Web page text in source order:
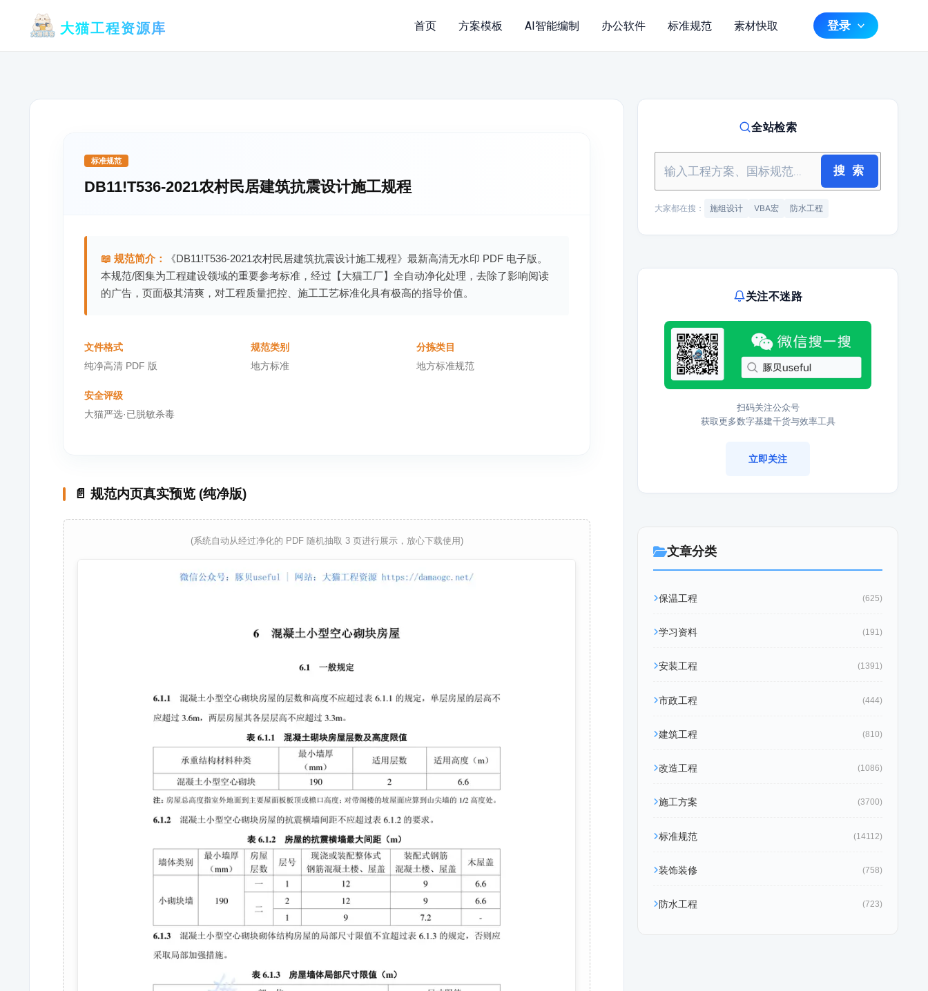
大猫工程资源库 首页 方案模板 AI智能编制 办公软件 标准规范 素材快取 登录
标准规范
DB11!T536-2021农村民居建筑抗震设计施工规程
📖 规范简介：
《DB11!T536-2021农村民居建筑抗震设计施工规程》最新高清无水印 PDF 电子版。
本规范/图集为工程建设领域的重要参考标准，经过【大猫工厂】全自动净化处理，去除了影响阅读
的广告，页面极其清爽，对工程质量把控、施工工艺标准化具有极高的指导价值。
文件格式
纯净高清 PDF 版
规范类别
地方标准
分拣类目
地方标准规范
安全评级
大猫严选·已脱敏杀毒
📄 规范内页真实预览 (纯净版)
(系统自动从经过净化的 PDF 随机抽取 3 页进行展示，放心下载使用)
全站检索
搜 索
大家都在搜： 施组设计 VBA宏 防水工程
关注不迷路
扫码关注公众号
获取更多数字基建干货与效率工具
立即关注
文章分类
保温工程 (625)
学习资料 (191)
安装工程 (1391)
市政工程 (444)
建筑工程 (810)
改造工程 (1086)
施工方案 (3700)
标准规范 (14112)
装饰装修 (758)
防水工程 (723)